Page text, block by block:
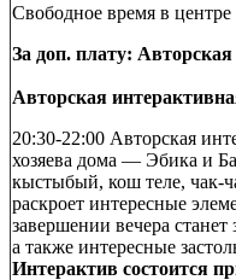
Свободное время в центре
За доп. плату:
Авторская
20:30-22:00 Авторская
хозяева дома — Эбика и
кыстыбый, кош теле, чак-
раскроет интересные
завершении вечера
а также интересные
Интерактив состоится